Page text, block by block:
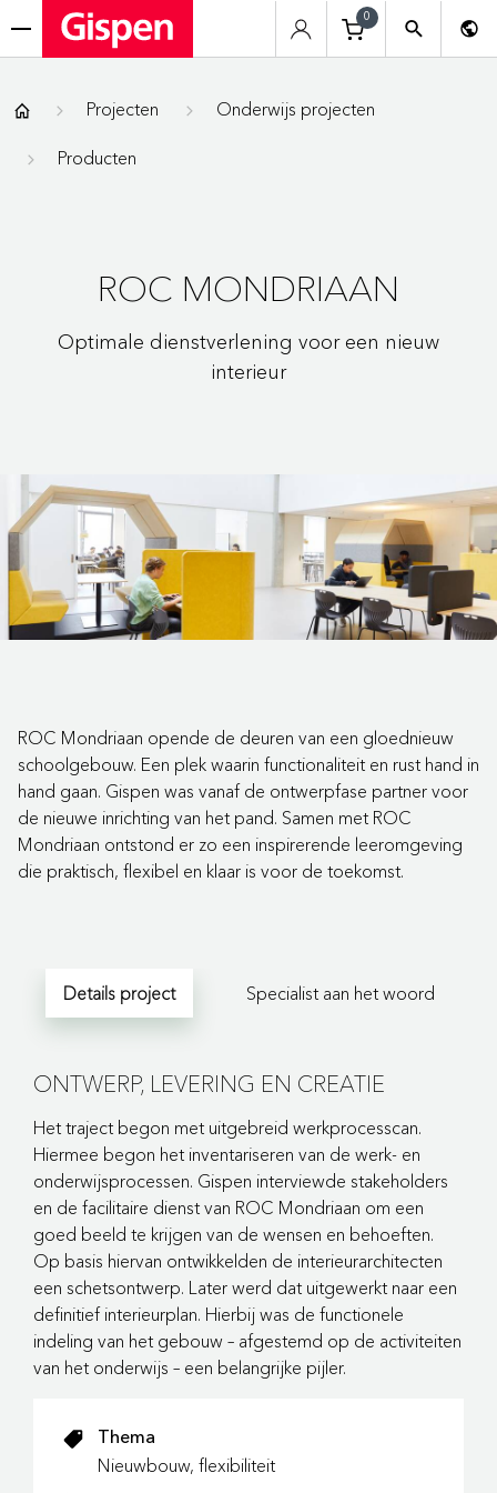
0
Gispen Projecten Onderwijs projecten
Producten
ROC MONDRIAAN
Optimale dienstverlening voor een nieuw
interieur
ROC Mondriaan opende de deuren van een gloednieuw
schoolgebouw. Een plek waarin functionaliteit en rust hand in
hand gaan. Gispen was vanaf de ontwerpfase partner voor
de nieuwe inrichting van het pand. Samen met ROC
Mondriaan ontstond er zo een inspirerende leeromgeving
die praktisch, flexibel en klaar is voor de toekomst.
Details project Specialist aan het woord
ONTWERP, LEVERING EN CREATIE
Het traject begon met uitgebreid werkprocesscan.
Hiermee begon het inventariseren van de werk- en
onderwijsprocessen. Gispen interviewde stakeholders
en de facilitaire dienst van ROC Mondriaan om een
goed beeld te krijgen van de wensen en behoeften.
Op basis hiervan ontwikkelden de interieurarchitecten
een schetsontwerp. Later werd dat uitgewerkt naar een
definitief interieurplan. Hierbij was de functionele
indeling van het gebouw – afgestemd op de activiteiten
van het onderwijs – een belangrijke pijler.
Thema
Nieuwbouw, flexibiliteit